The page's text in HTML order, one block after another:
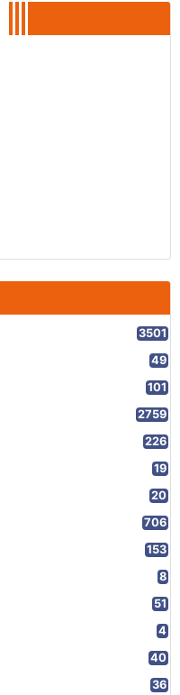
3501
49
101
2759
226
19
20
706
153
8
51
4
40
36